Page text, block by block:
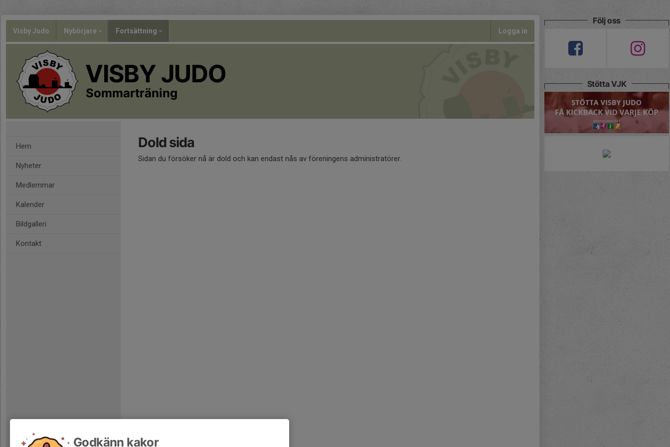
Visby Judo Nybörjare Fortsättning Logga in
VISBY JUDO
Sommarträning
Hem
Nyheter
Medlemmar
Kalender
Bildgalleri
Kontakt
Dold sida
Sidan du försöker nå är dold och kan endast nås av föreningens administratörer.
Följ oss
Stötta VJK
Godkänn kakor